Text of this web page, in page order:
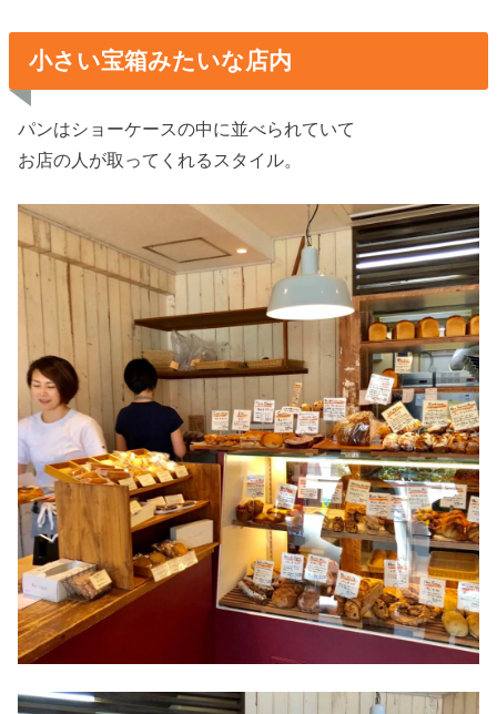
小さい宝箱みたいな店内
パンはショーケースの中に並べられていて
お店の人が取ってくれるスタイル。